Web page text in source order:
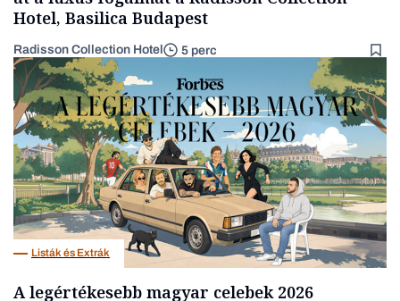
Hotel, Basilica Budapest
Radisson Collection Hotel 5 perc
Listák és Extrák
A legértékesebb magyar celebek 2026